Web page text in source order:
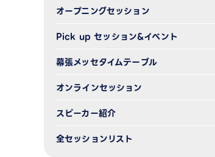
オープニングセッション
Pick up セッション&イベント
幕張メッセタイムテーブル
オンラインセッション
スピーカー紹介
全セッションリスト